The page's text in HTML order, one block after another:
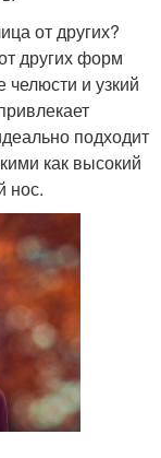
от других?
других форм
и узкий
подходит
как высокий
нос.